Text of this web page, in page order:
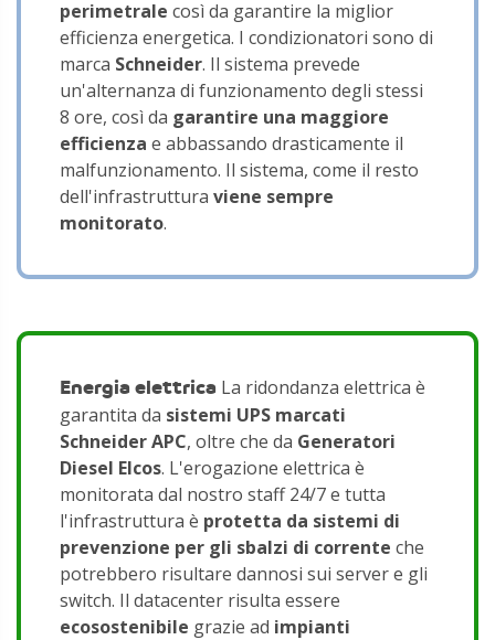
perimetrale così da garantire la miglior
efficienza energetica. I condizionatori sono di
marca Schneider. Il sistema prevede
un'alternanza di funzionamento degli stessi
8 ore, così da garantire una maggiore
efficienza e abbassando drasticamente il
malfunzionamento. Il sistema, come il resto
dell'infrastruttura viene sempre
monitorato.
Energia elettrica La ridondanza elettrica è
garantita da sistemi UPS marcati
Schneider APC, oltre che da Generatori
Diesel Elcos. L'erogazione elettrica è
monitorata dal nostro staff 24/7 e tutta
l'infrastruttura è protetta da sistemi di
prevenzione per gli sbalzi di corrente che
potrebbero risultare dannosi sui server e gli
switch. Il datacenter risulta essere
ecosostenibile grazie ad impianti